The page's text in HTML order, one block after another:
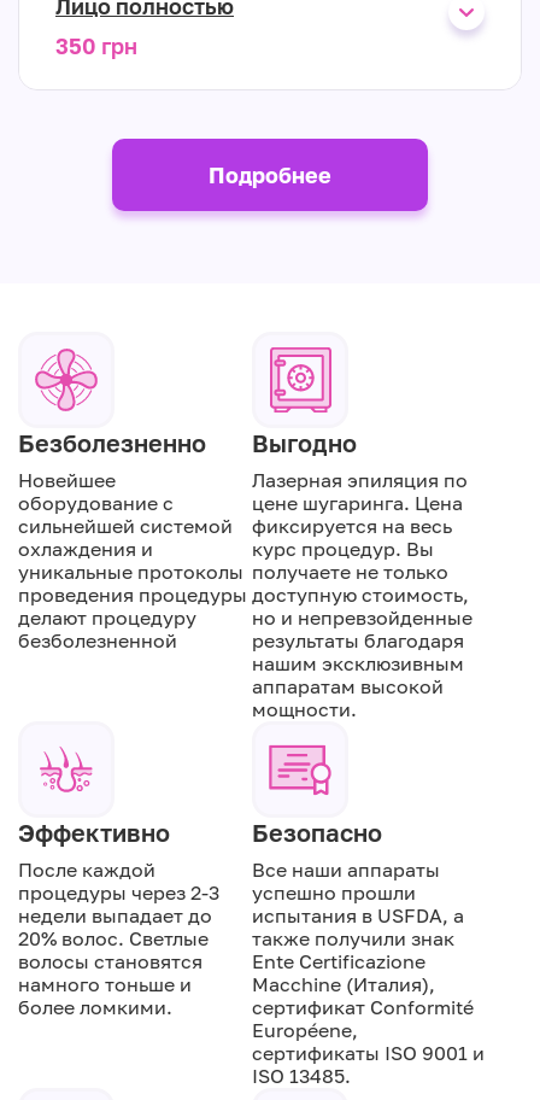
Лицо полностью
350 грн
Подробнее
Безболезненно
Новейшее
оборудование с
сильнейшей системой
охлаждения и
уникальные протоколы
проведения процедуры
делают процедуру
безболезненной
Выгодно
Лазерная эпиляция по
цене шугаринга. Цена
фиксируется на весь
курс процедур. Вы
получаете не только
доступную стоимость,
но и непревзойденные
результаты благодаря
нашим эксклюзивным
аппаратам высокой
мощности.
Эффективно
После каждой
процедуры через 2-3
недели выпадает до
20% волос. Светлые
волосы становятся
намного тоньше и
более ломкими.
Безопасно
Все наши аппараты
успешно прошли
испытания в USFDA, а
также получили знак
Ente Certificazione
Macchine (Италия),
сертификат Conformité
Européene,
сертификаты ISO 9001 и
ISO 13485.